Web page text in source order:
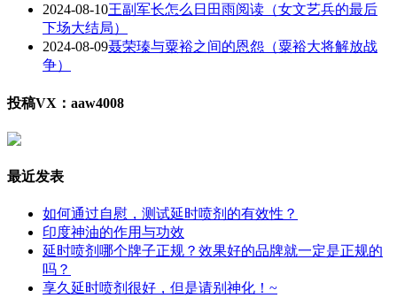
2024-08-10王副军长怎么日田雨阅读（女文艺兵的最后
下场大结局）
2024-08-09聂荣瑧与粟裕之间的恩怨（粟裕大将解放战
争）
投稿VX：aaw4008
最近发表
如何通过自慰，测试延时喷剂的有效性？
印度神油的作用与功效
延时喷剂哪个牌子正规？效果好的品牌就一定是正规的
吗？
享久延时喷剂很好，但是请别神化！~